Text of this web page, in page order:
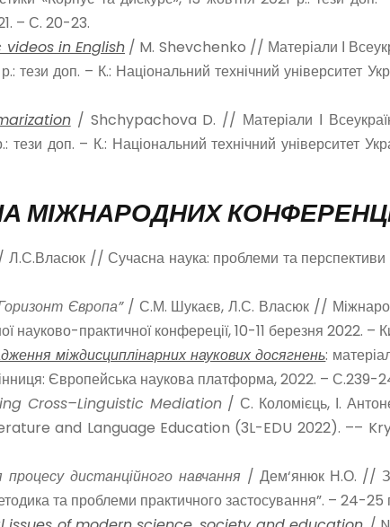
– С. 20-23.
in English / M. Shevchenko // Матеріали І
тези доп. – К.: Національний технічний університет
/ Shchypachova D. // Матеріали І
доп. – К.: Національний технічний університет
МІЖНАРОДНИХ
// Сучасна наука: проблеми та перспективи
Європа”/ С.М. Шукаєв, Л.С. Власюк //
практичної конфереції, 10-11 березня 2022. –
міждисциплінарних наукових досягнень:
Європейська наукова платформа, 2022. – С.239-
Cross–LinguisticMediation / С. Коломієць, І.
and Language Education (3L-EDU 2022). ––
дистанційного навчання / Дем‘янюк Н.О. //
та проблеми практичного застосування”. – 24-